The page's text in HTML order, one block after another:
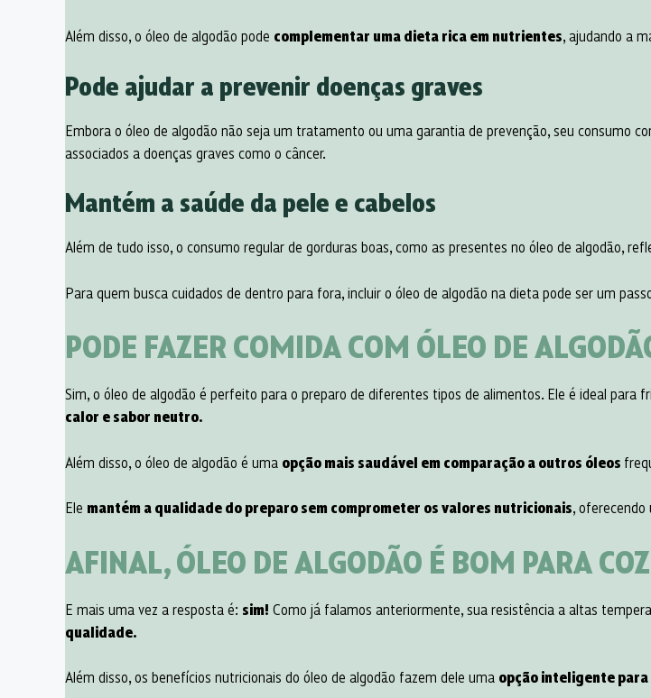
Além disso, o óleo de algodão pode complementar uma dieta rica em nutrientes, ajudando a
Pode ajudar a prevenir doenças graves
Embora o óleo de algodão não seja um tratamento ou uma garantia de prevenção, seu consumo
associados a doenças graves como o câncer.
Mantém a saúde da pele e cabelos
Além de tudo isso, o consumo regular de gorduras boas, como as presentes no óleo de algodão,
Para quem busca cuidados de dentro para fora, incluir o óleo de algodão na dieta pode ser um
PODE FAZER COMIDA COM ÓLEO DE
Sim, o óleo de algodão é perfeito para o preparo de diferentes tipos de alimentos. Ele é ideal para
calor e sabor neutro.
Além disso, o óleo de algodão é uma opção mais saudável em comparação a outros óleos
Ele mantém a qualidade do preparo sem comprometer os valores nutricionais,
AFINAL, ÓLEO DE ALGODÃO É BOM PARA
E mais uma vez a resposta é: sim! Como já falamos anteriormente, sua resistência a altas
qualidade.
Além disso, os benefícios nutricionais do óleo de algodão fazem dele uma opção inteligente para